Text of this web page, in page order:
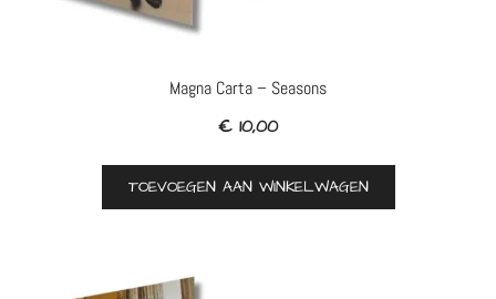
Magna Carta – Seasons
€ 10,00
TOEVOEGEN AAN WINKELWAGEN